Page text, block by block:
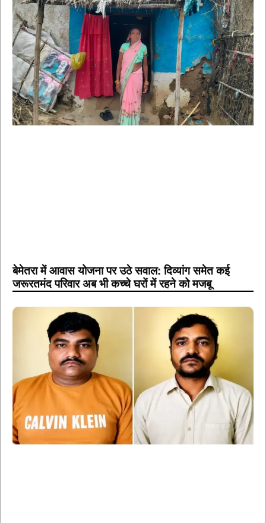
बेमेतरा में आवास योजना पर उठे सवाल: दिव्यांग समेत कई
जरूरतमंद परिवार अब भी कच्चे घरों में रहने को मजबू